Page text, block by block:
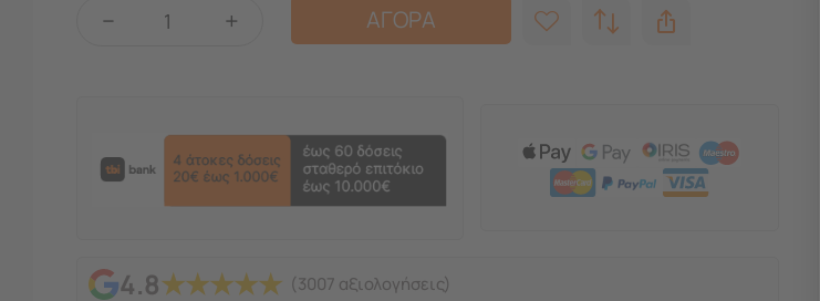
+
− ΑΓΟΡΑ
4.8★★★★★ (3007 αξιολογήσεις)